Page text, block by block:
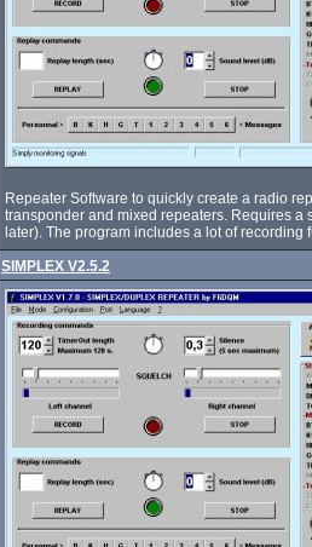
Repeater Software to quickly create a radio
transponder and mixed repeaters. Requires a
later). The program includes a lot of
SIMPLEX V2.5.2